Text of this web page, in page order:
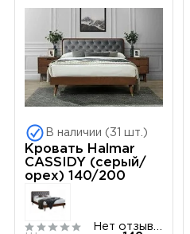
В наличии (31 шт.)
Кровать Halmar
CASSIDY (серый/
орех) 140/200